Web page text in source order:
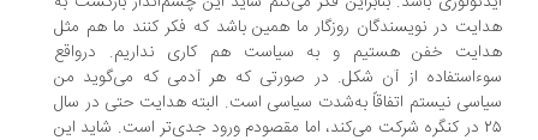
در نویسندگان روزگار ما همین باشد که فکر کنند ما هم مثل
خفن هستیم و به سیاست هم کاری نداریم. درواقع
از آن شکل. در صورتی که هر آدمی که می‌گوید من
نیستم اتفاقاً به‌شدت سیاسی است. البته هدایت حتی در سال
۲۵ در کنگره شرکت می‌کند، اما مقصودم ورود جدی‌تر است. شاید این